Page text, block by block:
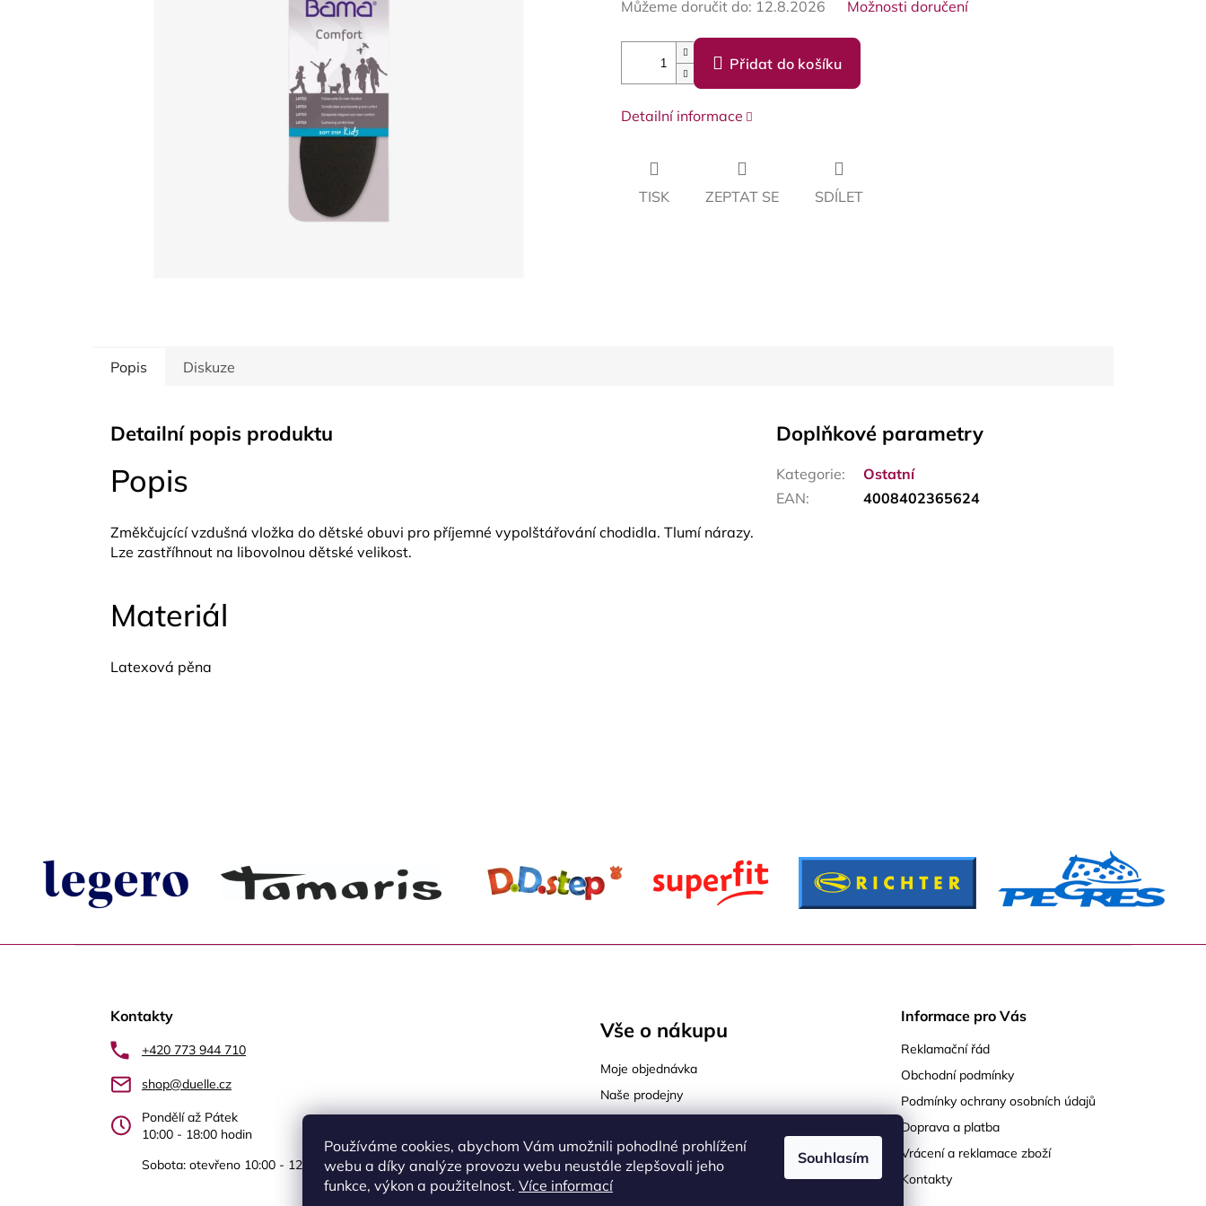
Používáme cookies, abychom Vám umožnili pohodlné prohlížení
webu a díky analýze provozu webu neustále zlepšovali jeho
funkce, výkon a použitelnost. Více informací
Souhlasím
Můžeme doručit do: 12.8.2026 Možnosti doručení
Přidat do košíku
Detailní informace
TISK ZEPTAT SE SDÍLET
Popis Diskuze
Detailní popis produktu
Popis
Změkčujcící vzdušná vložka do dětské obuvi pro příjemné vypolštářování chodidla. Tlumí nárazy.
Lze zastříhnout na libovolnou dětské velikost.
Materiál
Latexová pěna
Doplňkové parametry
Kategorie:
Ostatní
EAN: 4008402365624
Kontakty
+420 773 944 710
shop@duelle.cz
Pondělí až Pátek
10:00 - 18:00 hodin
Sobota: otevřeno 10:00 - 12.00 Újezd nad Lesy Praha 9
Vše o nákupu
Moje objednávka
Naše prodejny
Jak vybrat správnou velikost
Jak vybrat správnou obuv
Informace pro Vás
Reklamační řád
Obchodní podmínky
Podmínky ochrany osobních údajů
Doprava a platba
Vrácení a reklamace zboží
Kontakty